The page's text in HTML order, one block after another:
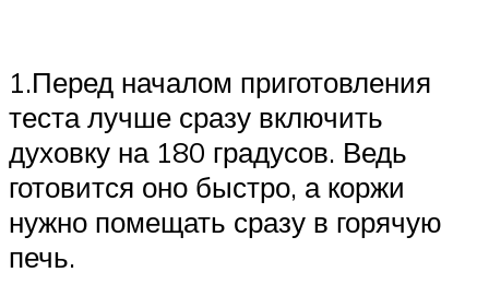
1.Перед началом приготовления
теста лучше сразу включить
духовку на 180 градусов. Ведь
готовится оно быстро, а коржи
нужно помещать сразу в горячую
печь.